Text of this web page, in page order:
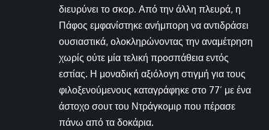
διευρύνει το σκορ. Από την άλλη πλευρά, η
Πάφος εμφανίστηκε ανήμπορη να αντιδράσει
ουσιαστικά, ολοκληρώνοντας την αναμέτρηση
χωρίς ούτε μία τελική προσπάθεια εντός
εστίας. Η μοναδική αξιόλογη στιγμή για τους
φιλοξενούμενους καταγράφηκε στο 77’ με ένα
άστοχο σουτ του Ντράγκομιρ που πέρασε
πάνω από τα δοκάρια.